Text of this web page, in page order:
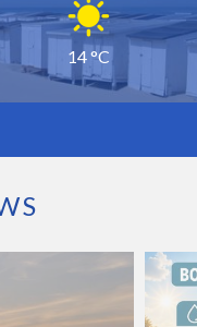
14 °C